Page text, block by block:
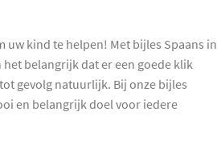
uw kind te helpen! Met bijles Spaans in
belangrijk dat er een goede klik
gevolg natuurlijk. Bij onze bijles
en belangrijk doel voor iedere